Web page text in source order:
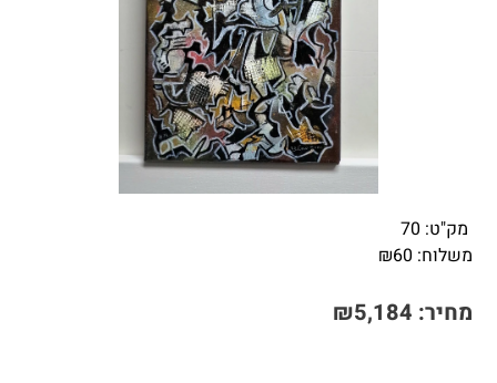
מק"ט: 70
משלוח:
₪60
מחיר: ₪5,184